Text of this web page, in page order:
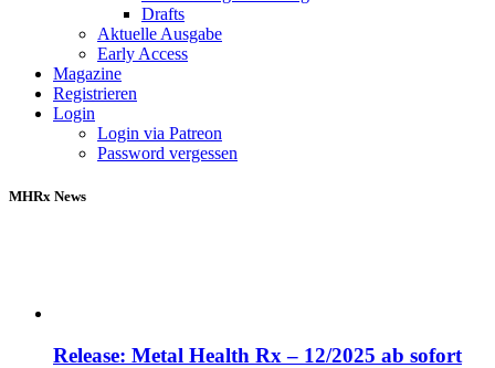
Drafts
Aktuelle Ausgabe
Early Access
Magazine
Registrieren
Login
Login via Patreon
Password vergessen
MHRx News
Release: Metal Health Rx – 12/2025 ab sofort